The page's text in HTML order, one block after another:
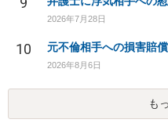
2026年7月28日
10 元不倫相手への損害賠
2026年8月6日
も